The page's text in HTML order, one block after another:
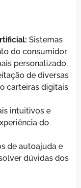
Sistemas
do consumidor
personalizado.
de diversas
carteiras digitais
intuitivos e
do
de autoajuda e
dúvidas dos